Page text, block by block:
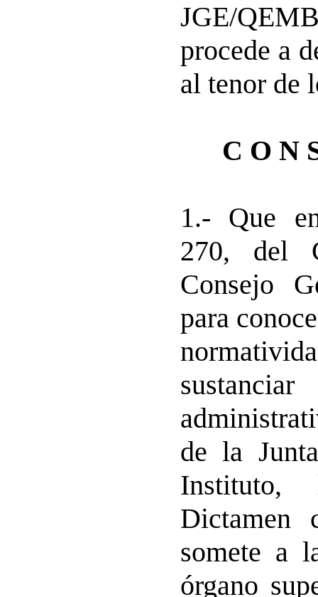
JGE/
procede a
al tenor de
C O N
1.- Que
270, del
Consejo
para
de la
Dictamen
somete a
órgano